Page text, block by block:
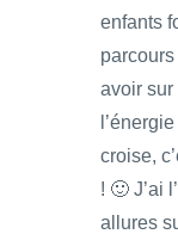
enfants
avoir sur
croise,
! 🙂 J’ai
allures